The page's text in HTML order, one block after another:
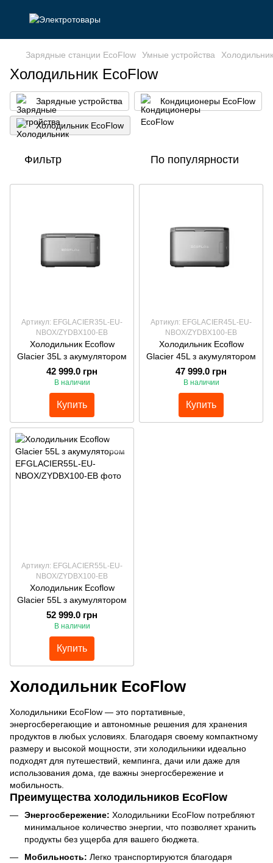
Зарядные станции EcoFlow Умные устройства
Холодильник EcoFlow
Зарядные устройства Кондиционеры EcoFlow
Холодильник EcoFlow
Фильтр По популярности
Артикул: EFGLACIER35L-EU-
NBOX/ZYDBX100-EB
Холодильник Ecoflow
Glacier 35L з акумулятором
42 999.0 грн
В наличии
Купить
Артикул: EFGLACIER45L-EU-
NBOX/ZYDBX100-EB
Холодильник Ecoflow
Glacier 45L з акумулятором
47 999.0 грн
В наличии
Купить
Артикул: EFGLACIER55L-EU-
NBOX/ZYDBX100-EB
Холодильник Ecoflow
Glacier 55L з акумулятором
52 999.0 грн
В наличии
Купить
Холодильник EcoFlow
Холодильники EcoFlow — это портативные,
энергосберегающие и автономные решения для хранения
продуктов в любых условиях. Благодаря своему компактному
размеру и высокой мощности, эти холодильники идеально
подходят для путешествий, кемпинга, дачи или даже для
использования дома, где важны энергосбережение и
мобильность.
Преимущества холодильников EcoFlow
Энергосбережение: Холодильники EcoFlow потребляют
минимальное количество энергии, что позволяет хранить
продукты без ущерба для вашего бюджета.
Мобильность: Легко транспортируются благодаря